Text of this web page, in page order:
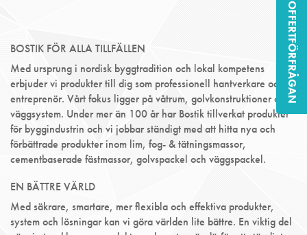
OFFERTFÖRFRÅGAN
BOSTIK FÖR ALLA TILLFÄLLEN
Med ursprung i nordisk byggtradition och lokal kompetens
erbjuder vi produkter till dig som professionell hantverkare och
entreprenör. Vårt fokus ligger på våtrum, golvkonstruktioner och
väggsystem. Under mer än 100 år har Bostik tillverkat produkter
för byggindustrin och vi jobbar ständigt med att hitta nya och
förbättrade produkter inom lim, fog- & tätningsmassor,
cementbaserade fästmassor, golvspackel och väggspackel.
EN BÄTTRE VÄRLD
Med säkrare, smartare, mer flexibla och effektiva produkter,
system och lösningar kan vi göra världen lite bättre. En viktig del